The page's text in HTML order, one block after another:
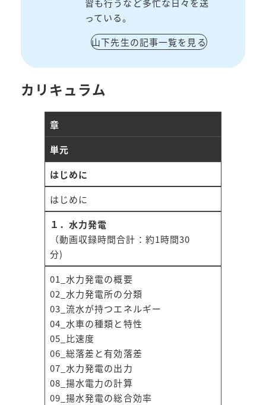
習も行うなど多忙な日々を送
っている。
山下先生の記事一覧を見る
カリキュラム
章
単元
はじめに
はじめに
１．水力発電
（動画収録時間合計：約1時間30
分)
01_水力発電の概要
02_水力発電所の分類
03_流水が持つエネルギー
04_水車の種類と特性
05_比速度
06_総落差と有効落差
07_水力発電の出力
08_揚水電力の計算
09_揚水発電の総合効率